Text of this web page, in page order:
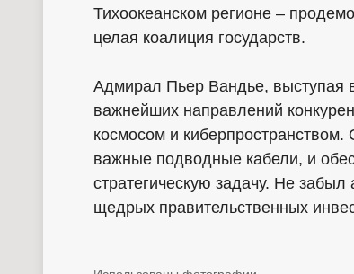
Тихоокеанском регионе –
целая коалиция государств.
Адмирал Пьер Вандье, выступая
важнейших направлений
космосом и киберпространством.
важные подводные кабели, и
стратегическую задачу. Не
щедрых правительственных